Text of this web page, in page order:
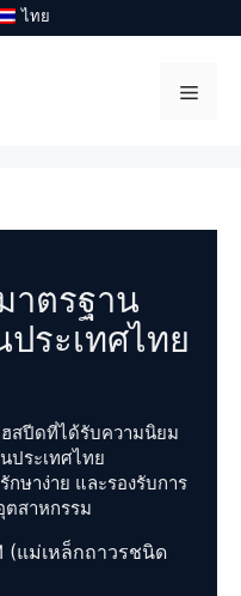
ไทย
าตรฐาน
ระเทศไทย
ฮสปีดที่ได้รับความนิยม
ประเทศไทย
ษาง่าย และรองรับการ
ตสาหกรรม
(แม่เหล็กถาวรชนิด